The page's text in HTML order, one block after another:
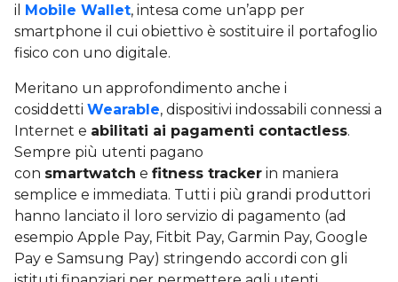
il Mobile Wallet, intesa come un’app per
smartphone il cui obiettivo è sostituire il portafoglio
fisico con uno digitale.
Meritano un approfondimento anche i
cosiddetti Wearable, dispositivi indossabili connessi a
Internet e abilitati ai pagamenti contactless.
Sempre più utenti pagano
con smartwatch e fitness tracker in maniera
semplice e immediata. Tutti i più grandi produttori
hanno lanciato il loro servizio di pagamento (ad
esempio Apple Pay, Fitbit Pay, Garmin Pay, Google
Pay e Samsung Pay) stringendo accordi con gli